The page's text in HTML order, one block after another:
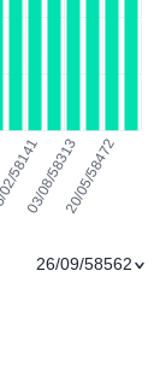
26/09/58562